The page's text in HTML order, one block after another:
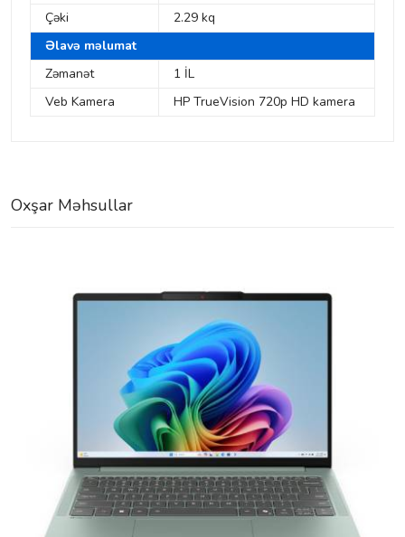
Çəki
2.29 kq
Əlavə məlumat
Zəmanət
1 İL
Veb Kamera
HP TrueVision 720p HD kamera
Oxşar Məhsullar